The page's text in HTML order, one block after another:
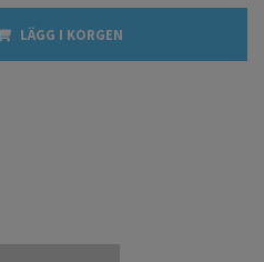
LÄGG I KORGEN